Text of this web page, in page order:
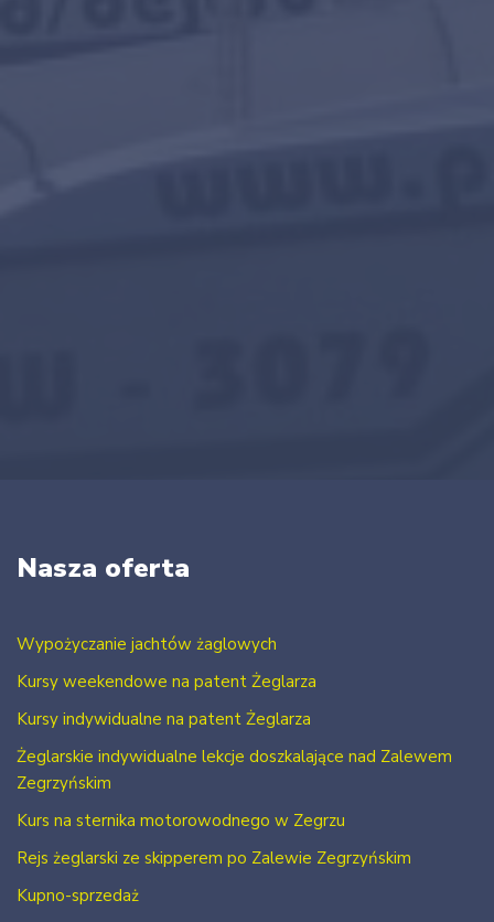
Nasza oferta
Wypożyczanie jachtów żaglowych
Kursy weekendowe na patent Żeglarza
Kursy indywidualne na patent Żeglarza
Żeglarskie indywidualne lekcje doszkalające nad Zalewem
Zegrzyńskim
Kurs na sternika motorowodnego w Zegrzu
Rejs żeglarski ze skipperem po Zalewie Zegrzyńskim
Kupno-sprzedaż